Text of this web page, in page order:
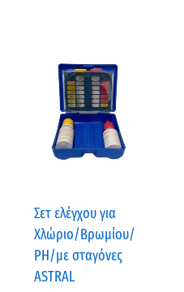
Σετ ελέγχου για
Χλώριο/Βρωμίου/
ΡΗ/με σταγόνες
ASTRAL